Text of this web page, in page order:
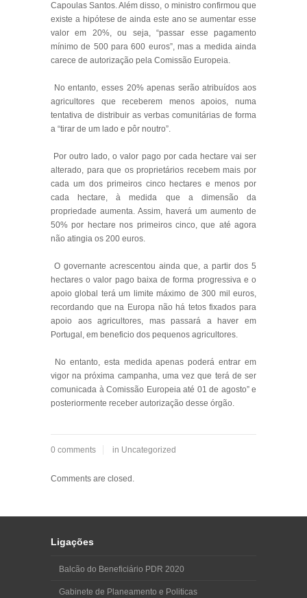
Capoulas Santos. Além disso, o ministro confirmou que
existe a hipótese de ainda este ano se aumentar esse
valor em 20%, ou seja, “passar esse pagamento
mínimo de 500 para 600 euros”, mas a medida ainda
carece de autorização pela Comissão Europeia.
No entanto, esses 20% apenas serão atribuídos aos
agricultores que receberem menos apoios, numa
tentativa de distribuir as verbas comunitárias de forma
a “tirar de um lado e pôr noutro”.
Por outro lado, o valor pago por cada hectare vai ser
alterado, para que os proprietários recebem mais por
cada um dos primeiros cinco hectares e menos por
cada hectare, à medida que a dimensão da
propriedade aumenta. Assim, haverá um aumento de
50% por hectare nos primeiros cinco, que até agora
não atingia os 200 euros.
O governante acrescentou ainda que, a partir dos 5
hectares o valor pago baixa de forma progressiva e o
apoio global terá um limite máximo de 300 mil euros,
recordando que na Europa não há tetos fixados para
apoio aos agricultores, mas passará a haver em
Portugal, em beneficio dos pequenos agricultores.
No entanto, esta medida apenas poderá entrar em
vigor na próxima campanha, uma vez que terá de ser
comunicada à Comissão Europeia até 01 de agosto” e
posteriormente receber autorização desse órgão.
0 comments in Uncategorized
Comments are closed.
Ligações
Balcão do Beneficiário PDR 2020
Gabinete de Planeamento e Politicas